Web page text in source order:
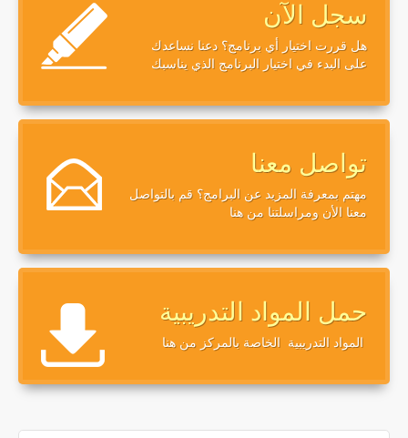
سجل الآن
هل قررت اختيار أي برنامج؟ دعنا نساعدك
على البدء في اختيار البرنامج الذي يناسبك
تواصل معنا
مهتم بمعرفة المزيد عن البرامج؟ قم بالتواصل
معنا الأن ومراسلتنا من هنا
حمل المواد التدريبية
المواد التدريبية الخاصة بالمركز من هنا